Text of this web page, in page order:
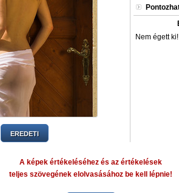
EREDETI
Nem égett ki!
A képek értékeléséhez és az értékelések
teljes szövegének elolvasásához be kell lépnie!